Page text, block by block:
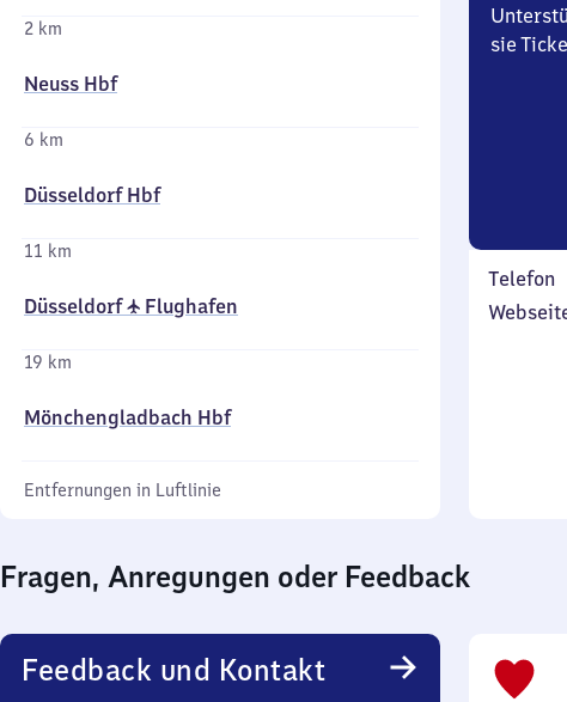
2 km
Neuss Hbf
6 km
Düsseldorf Hbf
11 km
Düsseldorf ✈ Flughafen
19 km
Mönchengladbach Hbf
Entfernungen in Luftlinie
sie
Telefon
Fragen, Anregungen oder Feedback
Feedback und Kontakt